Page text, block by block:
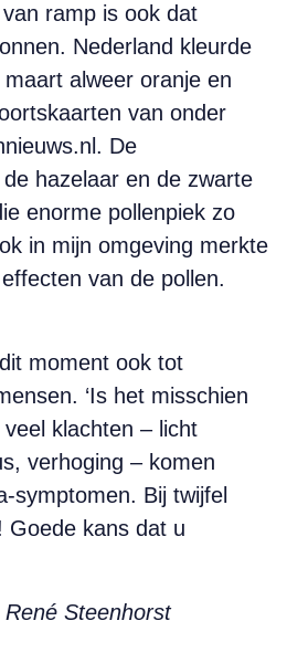
ramp is ook dat
Nederland kleurde
alweer oranje en
van onder
De
hazelaar en de zwarte
enorme pollenpiek zo
in mijn omgeving merkte
van de pollen.
moment ook tot
‘Is het misschien
veel klachten – licht
verhoging – komen
symptomen. Bij twijfel
Goede kans dat u
Steenhorst